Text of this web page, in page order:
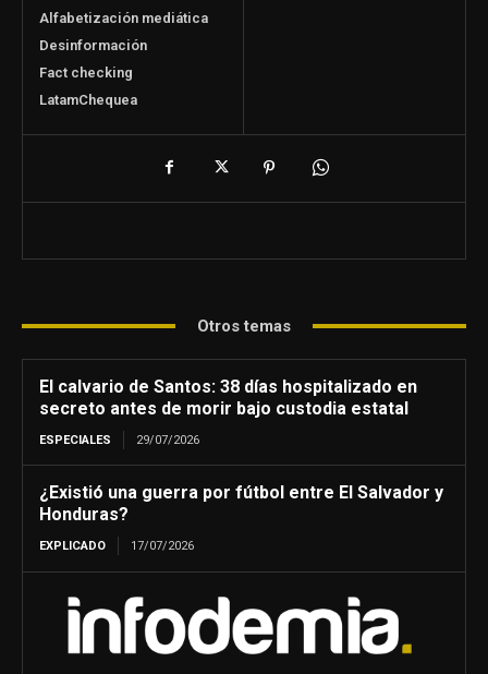
Alfabetización mediática
Desinformación
Fact checking
LatamChequea
Otros temas
El calvario de Santos: 38 días hospitalizado en
secreto antes de morir bajo custodia estatal
ESPECIALES 29/07/2026
¿Existió una guerra por fútbol entre El Salvador y
Honduras?
EXPLICADO 17/07/2026